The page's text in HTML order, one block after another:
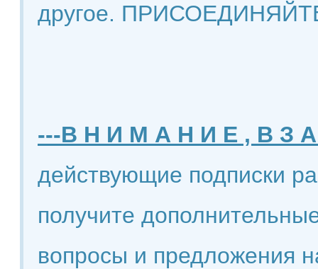
другое.
---В Н И М А Н И Е , В З
действующие подписки
получите
вопросы и предложения